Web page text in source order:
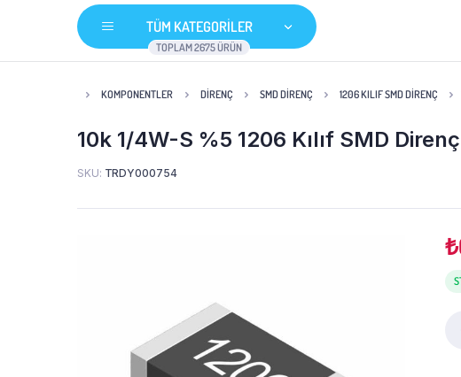
TÜM KATEGORİLER
TOPLAM 2675 ÜRÜN
KOMPONENTLER DIRENÇ SMD DIRENÇ 1206 KILIF SMD DIRENÇ
10k 1/4W-S %5 1206 Kılıf SMD Direnç
SKU: TRDY000754
₺